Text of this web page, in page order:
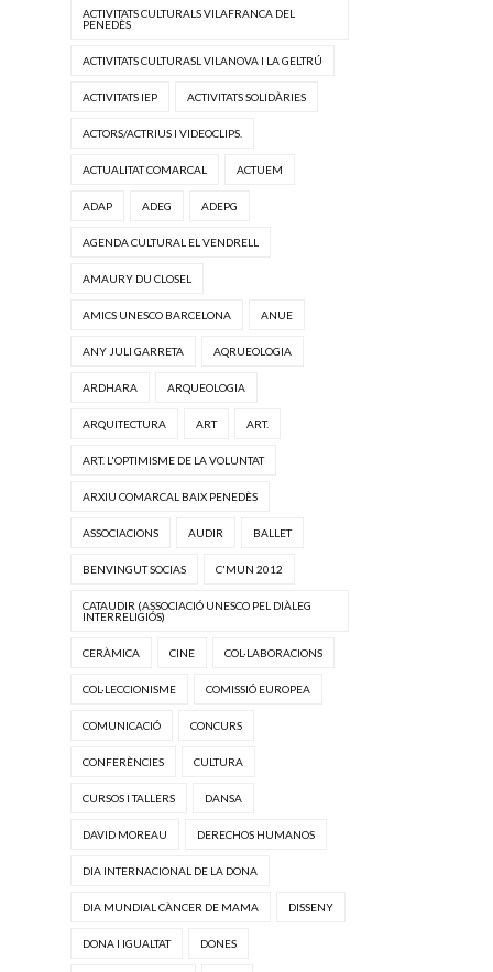
ACTIVITATS CULTURALS VILAFRANCA DEL
PENEDÈS
ACTIVITATS CULTURASL VILANOVA I LA GELTRÚ
ACTIVITATS IEP ACTIVITATS SOLIDÀRIES
ACTORS/ACTRIUS I VIDEOCLIPS.
ACTUALITAT COMARCAL ACTUEM
ADAP ADEG ADEPG
AGENDA CULTURAL EL VENDRELL
AMAURY DU CLOSEL
AMICS UNESCO BARCELONA ANUE
ANY JULI GARRETA AQRUEOLOGIA
ARDHARA ARQUEOLOGIA
ARQUITECTURA ART ART.
ART. L'OPTIMISME DE LA VOLUNTAT
ARXIU COMARCAL BAIX PENEDÈS
ASSOCIACIONS AUDIR BALLET
BENVINGUT SOCIAS C'MUN 2012
CATAUDIR (ASSOCIACIÓ UNESCO PEL DIÀLEG
INTERRELIGIÓS)
CERÀMICA CINE COL·LABORACIONS
COL·LECCIONISME COMISSIÓ EUROPEA
COMUNICACIÓ CONCURS
CONFERÈNCIES CULTURA
CURSOS I TALLERS DANSA
DAVID MOREAU DERECHOS HUMANOS
DIA INTERNACIONAL DE LA DONA
DIA MUNDIAL CÀNCER DE MAMA DISSENY
DONA I IGUALTAT DONES